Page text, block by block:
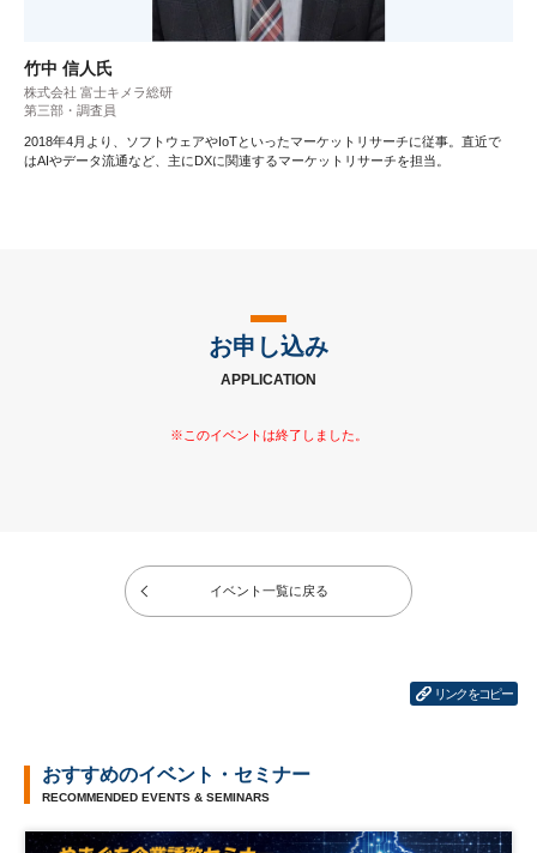
竹中 信人氏
株式会社 富士キメラ総研
第三部・調査員
2018年4月より、ソフトウェアやIoTといったマーケットリサーチに従事。直近で
はAIやデータ流通など、主にDXに関連するマーケットリサーチを担当。
お申し込み
APPLICATION
イベント一覧に戻る
リンクをコピー
おすすめのイベント・セミナー
RECOMMENDED EVENTS & SEMINARS